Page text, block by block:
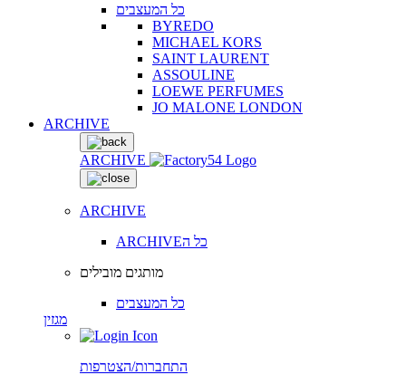
כל המעצבים
BYREDO
MICHAEL KORS
SAINT LAURENT
ASSOULINE
LOEWE PERFUMES
JO MALONE LONDON
ARCHIVE
ARCHIVE
ARCHIVE
ARCHIVEכל ה
מותגים מובילים
כל המעצבים
מגזין
התחברות/הצטרפות